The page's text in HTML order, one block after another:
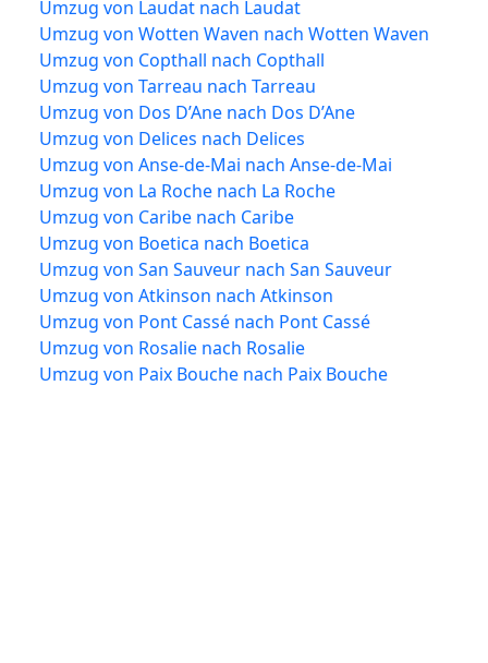
Umzug von Laudat nach Laudat
Umzug von Wotten Waven nach Wotten Waven
Umzug von Copthall nach Copthall
Umzug von Tarreau nach Tarreau
Umzug von Dos D’Ane nach Dos D’Ane
Umzug von Delices nach Delices
Umzug von Anse-de-Mai nach Anse-de-Mai
Umzug von La Roche nach La Roche
Umzug von Caribe nach Caribe
Umzug von Boetica nach Boetica
Umzug von San Sauveur nach San Sauveur
Umzug von Atkinson nach Atkinson
Umzug von Pont Cassé nach Pont Cassé
Umzug von Rosalie nach Rosalie
Umzug von Paix Bouche nach Paix Bouche